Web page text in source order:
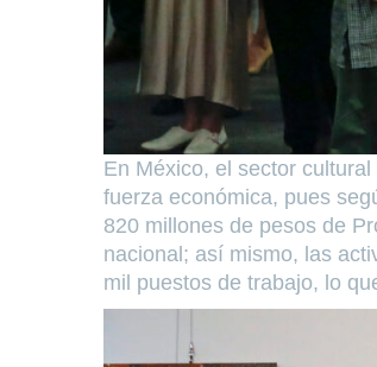
En México, el sector
fuerza económica, pues
820 millones de pesos de
nacional; así mismo, las
mil puestos de trabajo, lo